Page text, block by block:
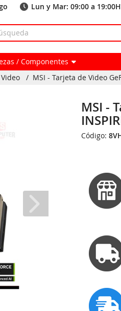
Lun y Mar: 09:00 a
/ Componentes
/ MSI - Tarjeta de Video
MSI -
Código: